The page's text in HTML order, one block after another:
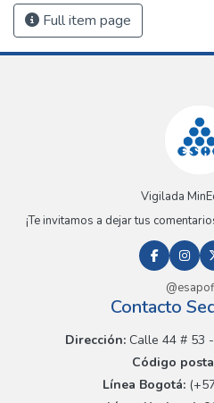
Full item page
Vigilada
¡Te invitamos a dejar tus
Contacto
Dirección:Calle 44 # 53 -
Código
Línea Bogotá: